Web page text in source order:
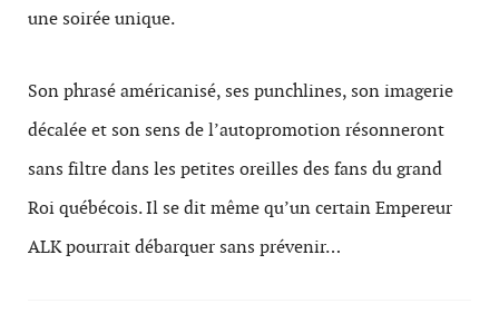
une soirée unique.
Son phrasé américanisé, ses punchlines, son imagerie
décalée et son sens de l’autopromotion résonneront
sans filtre dans les petites oreilles des fans du grand
Roi québécois. Il se dit même qu’un certain Empereur
ALK pourrait débarquer sans prévenir…